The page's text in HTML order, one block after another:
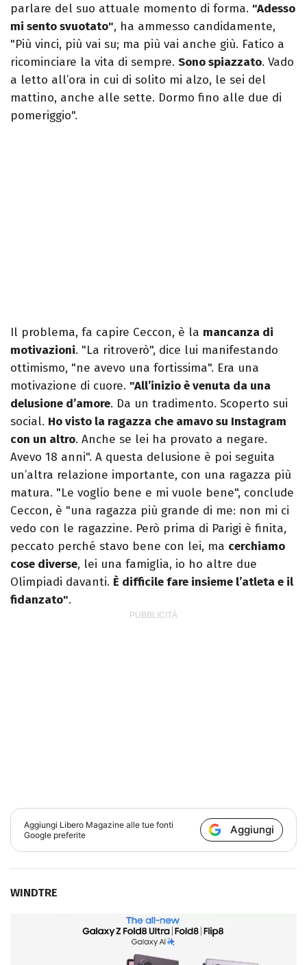
parlare del suo attuale momento di forma. "Adesso
mi sento svuotato", ha ammesso candidamente,
"Più vinci, più vai su; ma più vai anche giù. Fatico a
ricominciare la vita di sempre. Sono spiazzato. Vado
a letto all’ora in cui di solito mi alzo, le sei del
mattino, anche alle sette. Dormo fino alle due di
pomeriggio".
Il problema, fa capire Ceccon, è la mancanza di
motivazioni. "La ritroverò", dice lui manifestando
ottimismo, "ne avevo una fortissima". Era una
motivazione di cuore. "All’inizio è venuta da una
delusione d’amore. Da un tradimento. Scoperto sui
social. Ho visto la ragazza che amavo su Instagram
con un altro. Anche se lei ha provato a negare.
Avevo 18 anni". A questa delusione è poi seguita
un’altra relazione importante, con una ragazza più
matura. "Le voglio bene e mi vuole bene", conclude
Ceccon, è "una ragazza più grande di me: non mi ci
vedo con le ragazzine. Però prima di Parigi è finita,
peccato perché stavo bene con lei, ma cerchiamo
cose diverse, lei una famiglia, io ho altre due
Olimpiadi davanti. È difficile fare insieme l’atleta e il
fidanzato".
Aggiungi Libero Magazine alle tue fonti
Google preferite
Aggiungi
WINDTRE